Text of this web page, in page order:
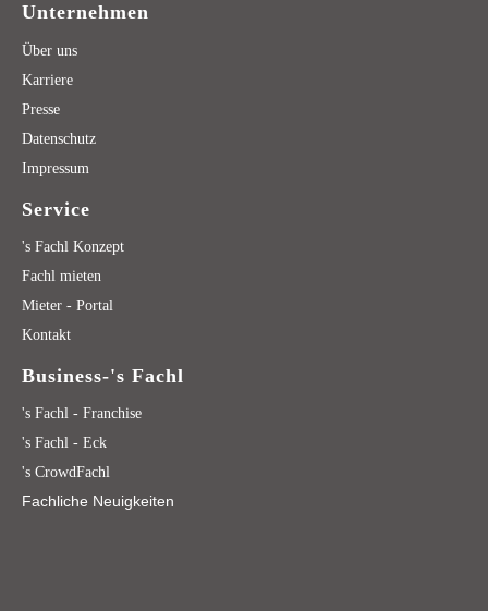
Unternehmen
Über uns
Karriere
Presse
Datenschutz
Impressum
Service
's Fachl Konzept
Fachl mieten
Mieter - Portal
Kontakt
Business-'s Fachl
's Fachl - Franchise
's Fachl - Eck
's CrowdFachl
Fachliche Neuigkeiten